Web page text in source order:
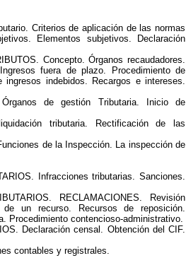
Criterios de aplicación de las normas
Elementos subjetivos. Declaración
Concepto. Órganos recaudadores.
fuera de plazo. Procedimiento de
indebidos. Recargos e intereses.
de gestión Tributaria. Inicio de
tributaria. Rectificación de las
de la Inspección. La inspección de
Infracciones tributarias. Sanciones.
RECLAMACIONES. Revisión
un recurso. Recursos de reposición.
Procedimiento contencioso-administrativo.
Declaración censal. Obtención del CIF.
contables y registrales.